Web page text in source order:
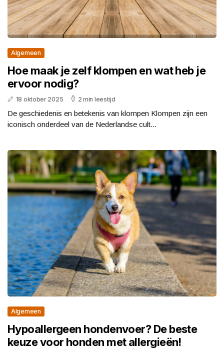
Algemeen
Hoe maak je zelf klompen en wat heb je
ervoor nodig?
18 oktober 2025 2 min leestijd
De geschiedenis en betekenis van klompen Klompen zijn een
iconisch onderdeel van de Nederlandse cult...
Algemeen
Hypoallergeen hondenvoer? De beste
keuze voor honden met allergieën!